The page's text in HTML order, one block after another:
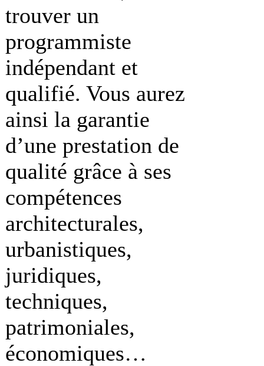
trouver un
programmiste
indépendant et
qualifié. Vous aurez
ainsi la garantie
d’une prestation de
qualité grâce à ses
compétences
architecturales,
urbanistiques,
juridiques,
techniques,
patrimoniales,
économiques…